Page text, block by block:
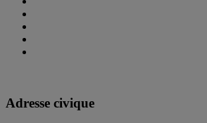
Adresse civique